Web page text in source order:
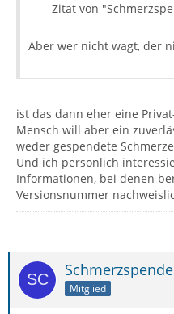
Zitat von
Aber wer nicht wagt, der
ist das dann eher eine
Mensch will aber ein
weder gespendete
Und ich persönlich
Informationen, bei denen
Versionsnummer
Mitglied